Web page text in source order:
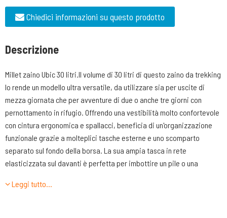
Chiedici informazioni su questo prodotto
Descrizione
Millet zaino Ubic 30 litri.Il volume di 30 litri di questo zaino da trekking
lo rende un modello ultra versatile, da utilizzare sia per uscite di
mezza giornata che per avventure di due o anche tre giorni con
pernottamento in rifugio. Offrendo una vestibilità molto confortevole
con cintura ergonomica e spallacci, beneficia di un'organizzazione
funzionale grazie a molteplici tasche esterne e uno scomparto
separato sul fondo della borsa. La sua ampia tasca in rete
elasticizzata sul davanti è perfetta per imbottire un pile o una
responsabile permette di appendere l'attrezzatura all'esterno grazie
Leggi tutto…